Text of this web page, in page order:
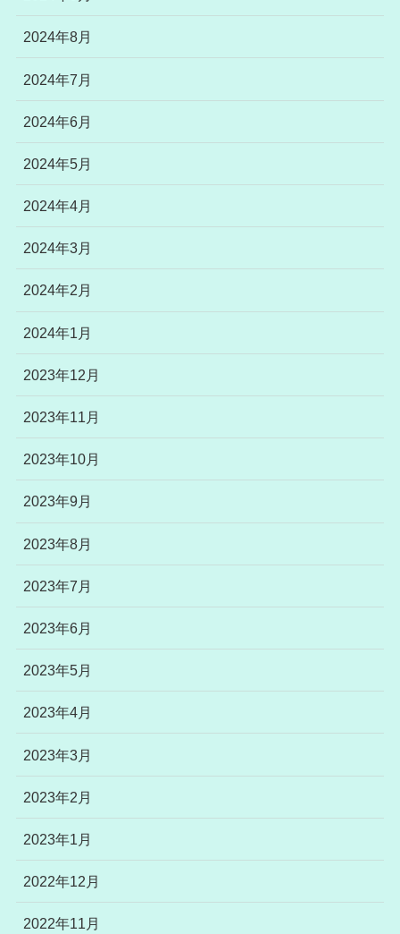
2024年8月
2024年7月
2024年6月
2024年5月
2024年4月
2024年3月
2024年2月
2024年1月
2023年12月
2023年11月
2023年10月
2023年9月
2023年8月
2023年7月
2023年6月
2023年5月
2023年4月
2023年3月
2023年2月
2023年1月
2022年12月
2022年11月